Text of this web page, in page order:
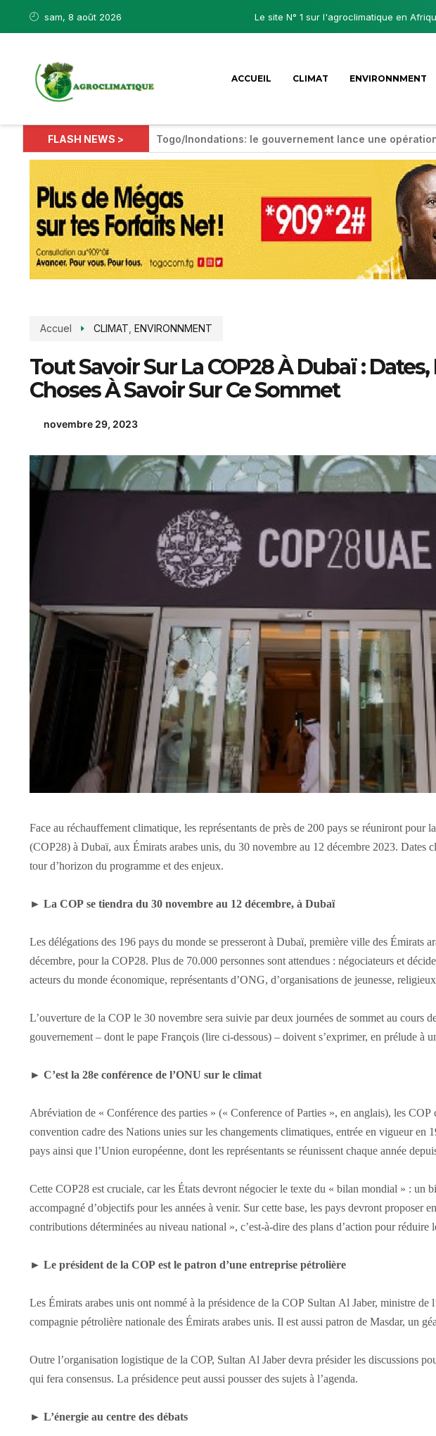
sam, 8 août 2026 Le site N° 1 sur l'agroclimatique en
ACCUEIL CLIMAT ENVIRONNMENT
FLASH NEWS > Togo/Inondations: le gouvernement lance une
Accuel CLIMAT ENVIRONNMENT
Tout Savoir Sur La COP28 À Dubaï :
Choses À Savoir Sur Ce Sommet
novembre 29, 2023
Face au réchauffement climatique, les représentants de près de 200 pays se réuniront pour
(COP28) à Dubaï, aux Émirats arabes unis, du 30 novembre au 12 décembre 2023. Dates
tour d’horizon du programme et des enjeux.
► La COP se tiendra du 30 novembre au 12 décembre, à Dubaï
Les délégations des 196 pays du monde se presseront à Dubaï, première ville des Émirats
décembre, pour la COP28. Plus de 70.000 personnes sont attendues : négociateurs et
acteurs du monde économique, représentants d’ONG, d’organisations de jeunesse,
L’ouverture de la COP le 30 novembre sera suivie par deux journées de sommet au cours
gouvernement – dont le pape François (lire ci-dessous) – doivent s’exprimer, en prélude à
► C’est la 28e conférence de l’ONU sur le climat
Abréviation de « Conférence des parties » (« Conference of Parties », en anglais), les COP
convention cadre des Nations unies sur les changements climatiques, entrée en vigueur en
pays ainsi que l’Union européenne, dont les représentants se réunissent chaque année
Cette COP28 est cruciale, car les États devront négocier le texte du « bilan mondial » : un
accompagné d’objectifs pour les années à venir. Sur cette base, les pays devront proposer
contributions déterminées au niveau national », c’est-à-dire des plans d’action pour réduire
► Le président de la COP est le patron d’une entreprise pétrolière
Les Émirats arabes unis ont nommé à la présidence de la COP Sultan Al Jaber, ministre de
compagnie pétrolière nationale des Émirats arabes unis. Il est aussi patron de Masdar, un
Outre l’organisation logistique de la COP, Sultan Al Jaber devra présider les discussions
qui fera consensus. La présidence peut aussi pousser des sujets à l’agenda.
► L’énergie au centre des débats